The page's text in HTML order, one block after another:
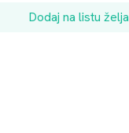
Dodaj na listu želja